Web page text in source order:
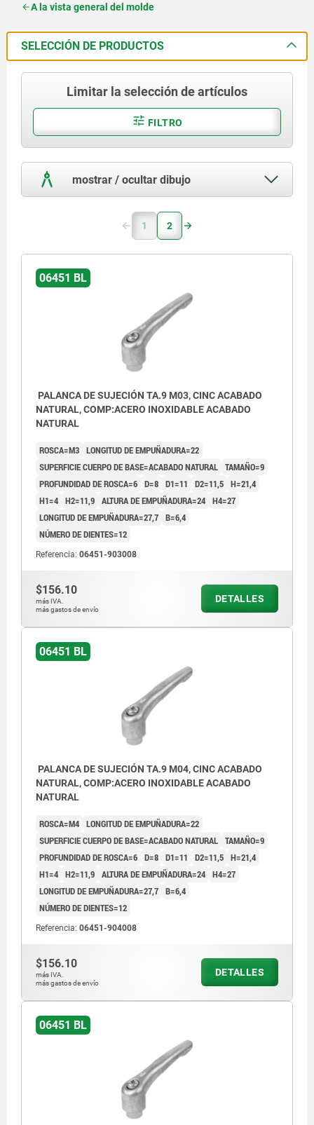
A la vista general del molde
SELECCIÓN DE PRODUCTOS
Limitar la selección de artículos
FILTRO
mostrar / ocultar dibujo
1 2
06451 BL
PALANCA DE SUJECIÓN TA.9 M03, CINC ACABADO
NATURAL, COMP:ACERO INOXIDABLE ACABADO
NATURAL
ROSCA=M3 LONGITUD DE EMPUÑADURA=22
SUPERFICIE CUERPO DE BASE=ACABADO NATURAL TAMAÑO=9
PROFUNDIDAD DE ROSCA=6 D=8 D1=11 D2=11,5 H=21,4
H1=4 H2=11,9 ALTURA DE EMPUÑADURA=24 H4=27
LONGITUD DE EMPUÑADURA=27,7 B=6,4
NÚMERO DE DIENTES=12
Referencia: 06451-903008
$156.10
más IVA.
más gastos de envío
DETALLES
06451 BL
PALANCA DE SUJECIÓN TA.9 M04, CINC ACABADO
NATURAL, COMP:ACERO INOXIDABLE ACABADO
NATURAL
ROSCA=M4 LONGITUD DE EMPUÑADURA=22
SUPERFICIE CUERPO DE BASE=ACABADO NATURAL TAMAÑO=9
PROFUNDIDAD DE ROSCA=6 D=8 D1=11 D2=11,5 H=21,4
H1=4 H2=11,9 ALTURA DE EMPUÑADURA=24 H4=27
LONGITUD DE EMPUÑADURA=27,7 B=6,4
NÚMERO DE DIENTES=12
Referencia: 06451-904008
$156.10
más IVA.
más gastos de envío
DETALLES
06451 BL